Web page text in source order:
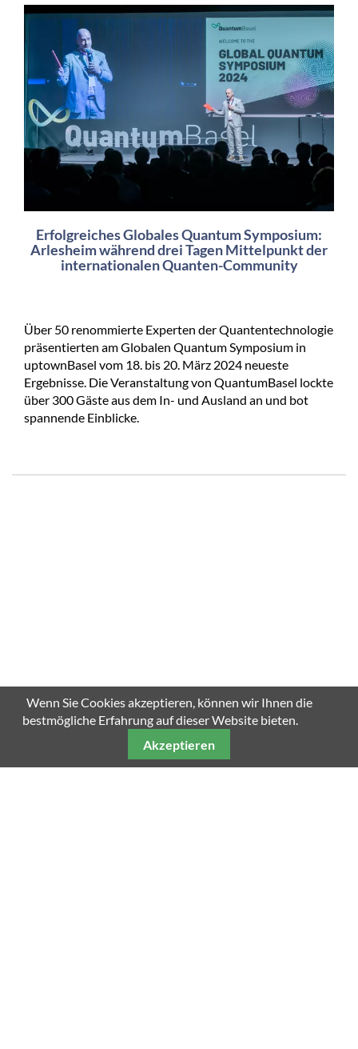
Erfolgreiches Globales Quantum Symposium:
Arlesheim während drei Tagen Mittelpunkt der
internationalen Quanten-Community
Über 50 renommierte Experten der Quantentechnologie
präsentierten am Globalen Quantum Symposium in
uptownBasel vom 18. bis 20. März 2024 neueste
Ergebnisse. Die Veranstaltung von QuantumBasel lockte
über 300 Gäste aus dem In- und Ausland an und bot
spannende Einblicke.
Wenn Sie Cookies akzeptieren, können wir Ihnen die
bestmögliche Erfahrung auf dieser Website bieten.
Akzeptieren